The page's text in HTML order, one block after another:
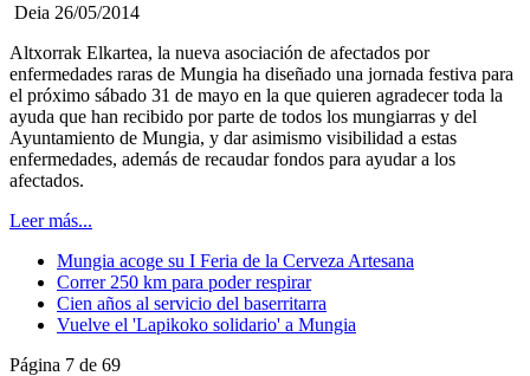
Deia 26/05/2014
Altxorrak Elkartea, la nueva asociación de afectados por
enfermedades raras de Mungia ha diseñado una jornada festiva para
el próximo sábado 31 de mayo en la que quieren agradecer toda la
ayuda que han recibido por parte de todos los mungiarras y del
Ayuntamiento de Mungia, y dar asimismo visibilidad a estas
enfermedades, además de recaudar fondos para ayudar a los
afectados.
Leer más...
Mungia acoge su I Feria de la Cerveza Artesana
Correr 250 km para poder respirar
Cien años al servicio del baserritarra
Vuelve el 'Lapikoko solidario' a Mungia
Página 7 de 69